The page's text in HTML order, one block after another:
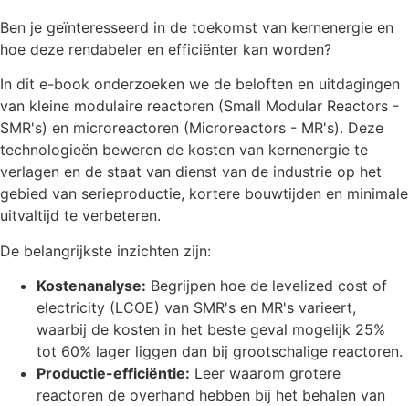
Ben je geïnteresseerd in de toekomst van kernenergie en
hoe deze rendabeler en efficiënter kan worden?
In dit e-book onderzoeken we de beloften en uitdagingen
van kleine modulaire reactoren (Small Modular Reactors -
SMR's) en microreactoren (Microreactors - MR's). Deze
technologieën beweren de kosten van kernenergie te
verlagen en de staat van dienst van de industrie op het
gebied van serieproductie, kortere bouwtijden en minimale
uitvaltijd te verbeteren.
De belangrijkste inzichten zijn:
Kostenanalyse: Begrijpen hoe de levelized cost of
electricity (LCOE) van SMR's en MR's varieert,
waarbij de kosten in het beste geval mogelijk 25%
tot 60% lager liggen dan bij grootschalige reactoren.
Productie-efficiëntie: Leer waarom grotere
reactoren de overhand hebben bij het behalen van